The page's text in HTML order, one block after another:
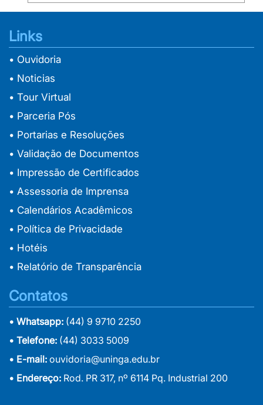
Links
• Ouvidoria
• Noticias
• Tour Virtual
• Parceria Pós
• Portarias e Resoluções
• Validação de Documentos
• Impressão de Certificados
• Assessoria de Imprensa
• Calendários Acadêmicos
• Política de Privacidade
• Hotéis
• Relatório de Transparência
Contatos
• Whatsapp: (44) 9 9710 2250
• Telefone: (44) 3033 5009
• E-mail: ouvidoria@uninga.edu.br
• Endereço: Rod. PR 317, nº 6114 Pq. Industrial 200